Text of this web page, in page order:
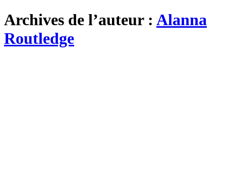
Archives de l’auteur : Alanna
Routledge